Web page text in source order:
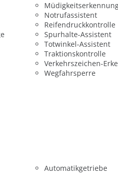
Notrufassistent
Reifendruckkontrolle
Spurhalte-Assistent
Totwinkel-Assistent
Traktionskontrolle
Verkehrszeichen-
Wegfahrsperre
Automatikgetriebe